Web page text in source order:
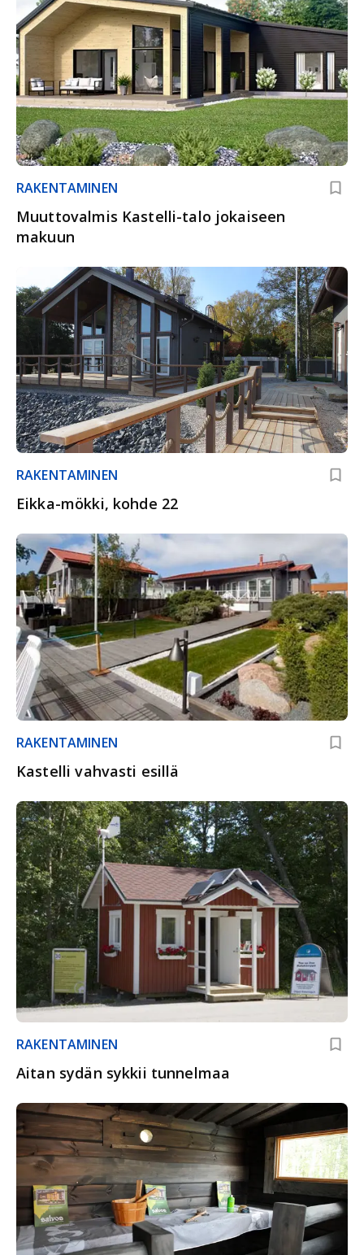
RAKENTAMINEN
Muuttovalmis Kastelli-talo jokaiseen
makuun
RAKENTAMINEN
Eikka-mökki, kohde 22
RAKENTAMINEN
Kastelli vahvasti esillä
RAKENTAMINEN
Aitan sydän sykkii tunnelmaa